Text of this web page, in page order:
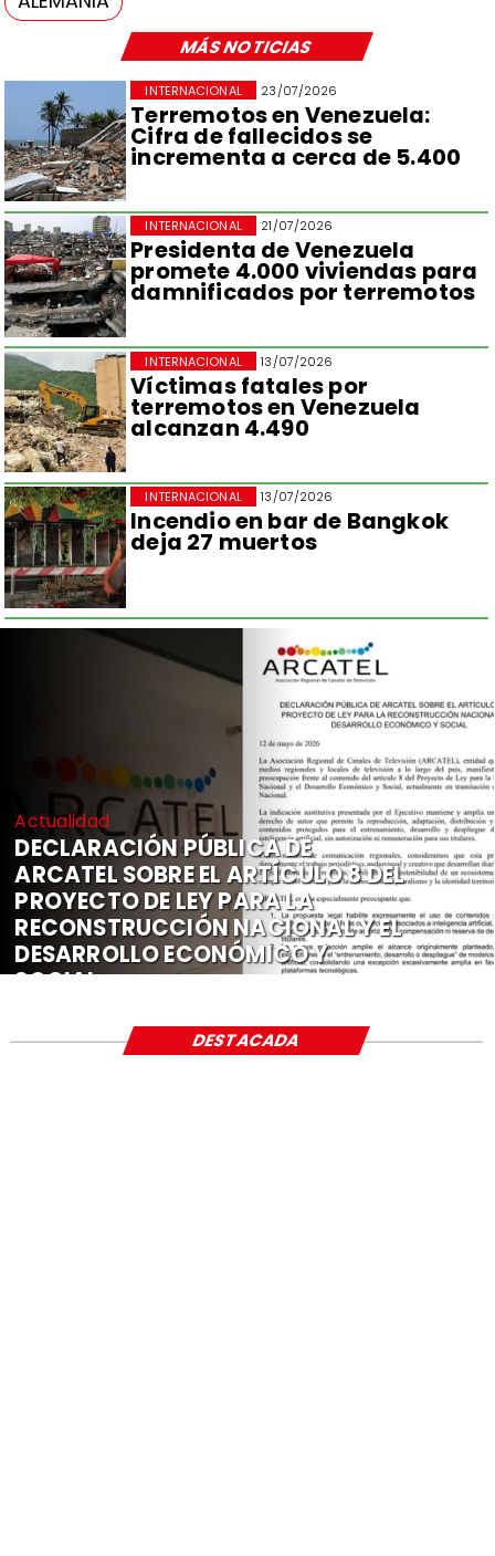
MÁS NOTICIAS
23/07/2026
Terremotos en Venezuela:
Cifra de fallecidos se
incrementa a cerca de 5.400
INTERNACIONAL
21/07/2026
Presidenta de Venezuela
promete 4.000 viviendas para
damnificados por terremotos
INTERNACIONAL
13/07/2026
Víctimas fatales por
terremotos en Venezuela
alcanzan 4.490
INTERNACIONAL
13/07/2026
Incendio en bar de Bangkok
deja 27 muertos
INTERNACIONAL
Actualidad
DECLARACIÓN PÚBLICA DE
ARCATEL SOBRE EL ARTÍCULO 8 DEL
PROYECTO DE LEY PARA LA
RECONSTRUCCIÓN NACIONAL Y EL
DESARROLLO ECONÓMICO Y
SOCIAL
DESTACADA